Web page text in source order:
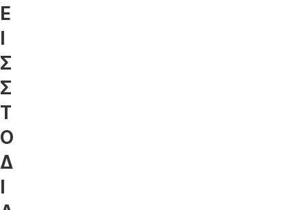
Ε
Ι
Σ
Σ
Τ
Ο
Δ
Ι